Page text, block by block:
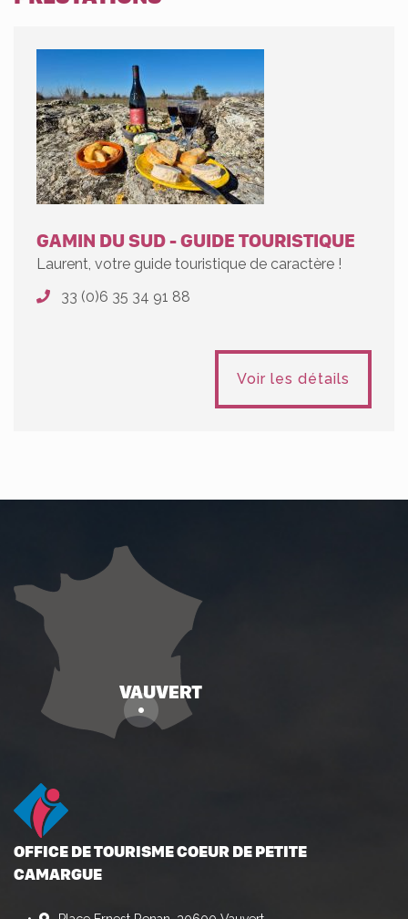
GAMIN DU SUD - GUIDE TOURISTIQUE
Laurent, votre guide touristique de caractère !
33 (0)6 35 34 91 88
Voir les détails
OFFICE DE TOURISME COEUR DE PETITE
CAMARGUE